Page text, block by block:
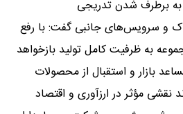
به برطرف شدن تدریجی
و سرویس‌های جانبی گفت: با رفع
به ظرفیت کامل تولید بازخواهد
بازار و استقبال از محصولات
مؤثر در ارزآوری و اقتصاد